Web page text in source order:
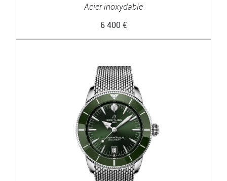
Acier inoxydable
6 400 €